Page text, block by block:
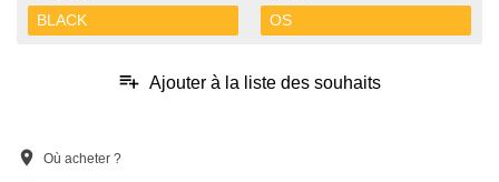
BLACK
OS
playlist_add Ajouter à la liste des souhaits
location_on Où acheter ?